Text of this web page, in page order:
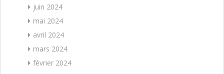
juin 2024
mai 2024
avril 2024
mars 2024
février 2024